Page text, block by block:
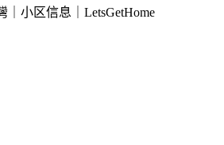
｜小区信息｜LetsGetHome